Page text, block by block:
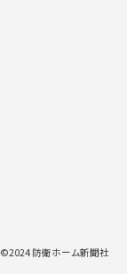
©2024 防衛ホーム新聞社